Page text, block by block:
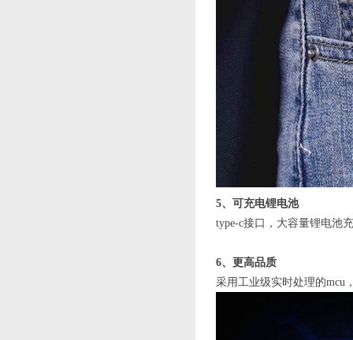
5、可充电锂电池
type-c接口，大容量锂电池
6、更高品质
采用工业级实时处理的mcu